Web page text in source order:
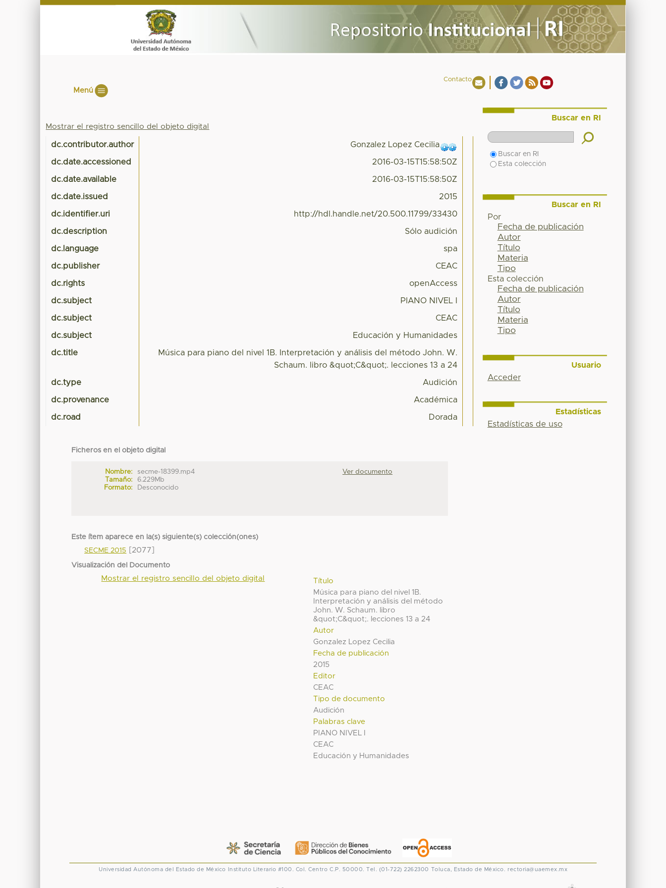
Contacto
Menú
Mostrar el registro sencillo del objeto digital
dc.contributor.author Gonzalez Lopez Cecilia
dc.date.accessioned 2016-03-15T15:58:50Z
dc.date.available 2016-03-15T15:58:50Z
dc.date.issued 2015
dc.identifier.uri http://hdl.handle.net/20.500.11799/33430
dc.description Sólo audición
dc.language spa
dc.publisher CEAC
dc.rights openAccess
dc.subject PIANO NIVEL I
dc.subject CEAC
dc.subject Educación y Humanidades
dc.title
Música para piano del nivel 1B. Interpretación y análisis del método John. W.
Schaum. libro &quot;C&quot;. lecciones 13 a 24
dc.type Audición
dc.provenance Académica
dc.road Dorada
Ficheros en el objeto digital
Nombre:
secme-18399.mp4
Tamaño:
6.229Mb
Formato:
Desconocido
Ver documento
Este ítem aparece en la(s) siguiente(s) colección(ones)
SECME 2015
[2077]
Visualización del Documento
Título
Música para piano del nivel 1B.
Interpretación y análisis del método
John. W. Schaum. libro
&quot;C&quot;. lecciones 13 a 24
Autor
Gonzalez Lopez Cecilia
Fecha de publicación
2015
Editor
CEAC
Tipo de documento
Audición
Palabras clave
PIANO NIVEL I
CEAC
Educación y Humanidades
Mostrar el registro sencillo del objeto digital
Buscar en RI
Buscar en RI
Esta colección
Buscar en RI
Por
Fecha de publicación
Autor
Título
Materia
Tipo
Esta colección
Fecha de publicación
Autor
Título
Materia
Tipo
Usuario
Acceder
Estadísticas
Estadísticas de uso
Universidad Autónoma del Estado de México Instituto Literario #100. Col. Centro C.P. 50000. Tel. (01-722) 2262300 Toluca, Estado de México. rectoria@uaemex.mx